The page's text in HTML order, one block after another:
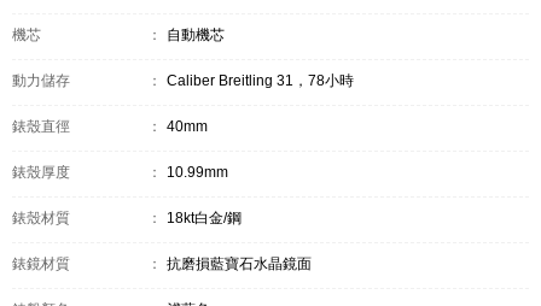
機芯 ： 自動機芯
動力儲存 ： Caliber Breitling 31，78小時
錶殼直徑 ： 40mm
錶殼厚度 ： 10.99mm
錶殼材質 ： 18kt白金/鋼
錶鏡材質 ： 抗磨損藍寶石水晶鏡面